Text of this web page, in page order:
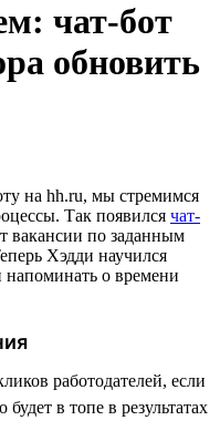
чат-бот
обновить
на hh.ru, мы стремимся
Так появился чат-
вакансии по заданным
Хэдди научился
о времени
работодателей, если
в топе в результатах